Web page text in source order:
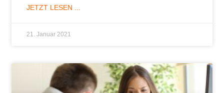
JETZT LESEN ...
21. Januar 2021